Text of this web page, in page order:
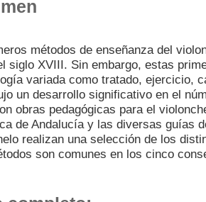
métodos de enseñanza del
siglo XVIII. Sin embargo, estas
variada como tratado, ejercicio,
un desarrollo significativo en el
obras pedagógicas para el
de Andalucía y las diversas guías
realizan una selección de los
son comunes en los cinco